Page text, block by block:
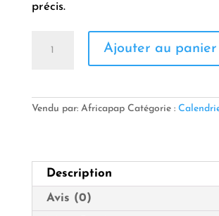
précis.
Thermique
mm,
500
étiquettes
Ajouter au panier
Vendu par: Africapap Catégorie :
Description
Avis (0)